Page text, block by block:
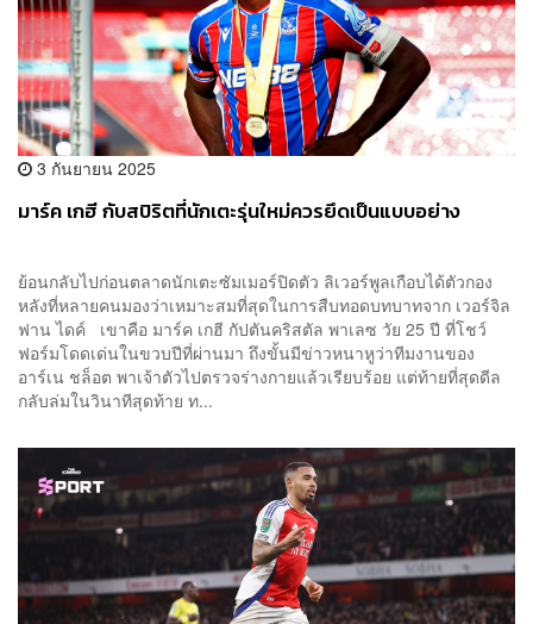
3 กันยายน 2025
มาร์ค เกฮี กับสปิริตที่นักเตะรุ่นใหม่ควรยึดเป็นแบบอย่าง
ย้อนกลับไปก่อนตลาดนักเตะซัมเมอร์ปิดตัว ลิเวอร์พูลเกือบได้ตัวกอง
หลังที่หลายคนมองว่าเหมาะสมที่สุดในการสืบทอดบทบาทจาก เวอร์จิล
ฟาน ไดค์ เขาคือ มาร์ค เกฮี กัปตันคริสตัล พาเลซ วัย 25 ปี ที่โชว์
ฟอร์มโดดเด่นในขวบปีที่ผ่านมา ถึงขั้นมีข่าวหนาหูว่าทีมงานของ
อาร์เน ชล็อต พาเจ้าตัวไปตรวจร่างกายแล้วเรียบร้อย แต่ท้ายที่สุดดีล
กลับล่มในวินาทีสุดท้าย ท...